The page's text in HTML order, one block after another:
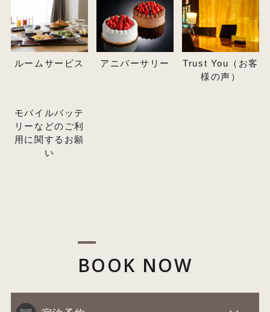
ルームサービス アニバーサリー
Trust You（お客
様の声）
モバイルバッテ
リーなどのご利
用に関するお願
い
BOOK NOW